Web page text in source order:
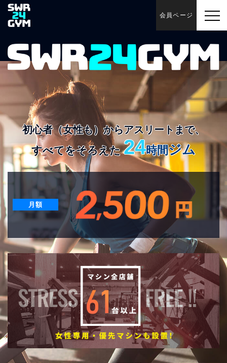
会員ページ
初心者（女性も）からアスリートまで、
すべてをそろえた 24時間ジム
月額